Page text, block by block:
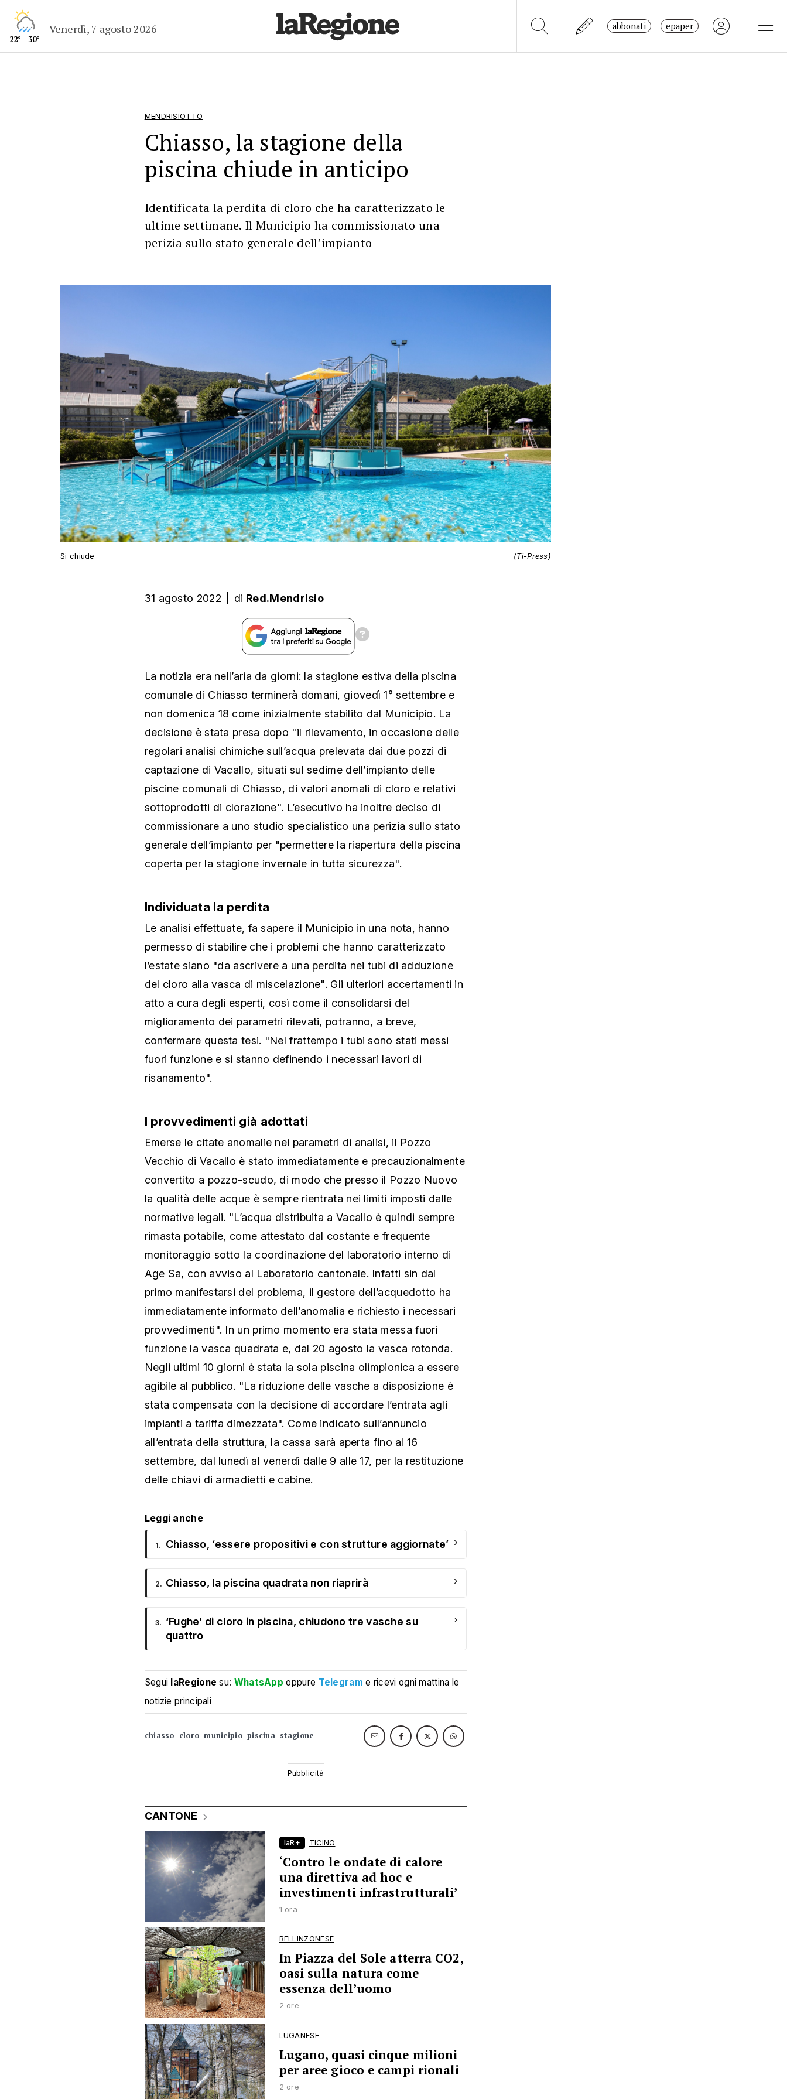
22° - 30°
Venerdì, 7 agosto 2026 abbonati epaper
MENDRISIOTTO
Chiasso, la stagione della
piscina chiude in anticipo
Identificata la perdita di cloro che ha caratterizzato le
ultime settimane. Il Municipio ha commissionato una
perizia sullo stato generale dell’impianto
Si chiude (Ti-Press)
31 agosto 2022 di Red.Mendrisio
La notizia era nell’aria da giorni: la stagione estiva della piscina
comunale di Chiasso terminerà domani, giovedì 1° settembre e
non domenica 18 come inizialmente stabilito dal Municipio. La
decisione è stata presa dopo "il rilevamento, in occasione delle
regolari analisi chimiche sull’acqua prelevata dai due pozzi di
captazione di Vacallo, situati sul sedime dell’impianto delle
piscine comunali di Chiasso, di valori anomali di cloro e relativi
sottoprodotti di clorazione". L’esecutivo ha inoltre deciso di
commissionare a uno studio specialistico una perizia sullo stato
generale dell’impianto per "permettere la riapertura della piscina
coperta per la stagione invernale in tutta sicurezza".
Individuata la perdita
Le analisi effettuate, fa sapere il Municipio in una nota, hanno
permesso di stabilire che i problemi che hanno caratterizzato
l’estate siano "da ascrivere a una perdita nei tubi di adduzione
del cloro alla vasca di miscelazione". Gli ulteriori accertamenti in
atto a cura degli esperti, così come il consolidarsi del
miglioramento dei parametri rilevati, potranno, a breve,
confermare questa tesi. "Nel frattempo i tubi sono stati messi
fuori funzione e si stanno definendo i necessari lavori di
risanamento".
I provvedimenti già adottati
Emerse le citate anomalie nei parametri di analisi, il Pozzo
Vecchio di Vacallo è stato immediatamente e precauzionalmente
convertito a pozzo-scudo, di modo che presso il Pozzo Nuovo
la qualità delle acque è sempre rientrata nei limiti imposti dalle
normative legali. "L’acqua distribuita a Vacallo è quindi sempre
rimasta potabile, come attestato dal costante e frequente
monitoraggio sotto la coordinazione del laboratorio interno di
Age Sa, con avviso al Laboratorio cantonale. Infatti sin dal
primo manifestarsi del problema, il gestore dell’acquedotto ha
immediatamente informato dell’anomalia e richiesto i necessari
provvedimenti". In un primo momento era stata messa fuori
funzione lavasca quadrata e, dal 20 agosto la vasca rotonda.
Negli ultimi 10 giorni è stata la sola piscina olimpionica a essere
agibile al pubblico. "La riduzione delle vasche a disposizione è
stata compensata con la decisione di accordare l’entrata agli
impianti a tariffa dimezzata". Come indicato sull’annuncio
all’entrata della struttura, la cassa sarà aperta fino al 16
settembre, dal lunedì al venerdì dalle 9 alle 17, per la restituzione
delle chiavi di armadietti e cabine.
Leggi anche
1. Chiasso, ‘essere propositivi e con strutture aggiornate’ ›
2. Chiasso, la piscina quadrata non riaprirà ›
3. ‘Fughe’ di cloro in piscina, chiudono tre vasche su
quattro
›
Segui laRegione su: WhatsApp oppure Telegram e ricevi ogni mattina le
notizie principali
chiasso cloro municipio piscina stagione
CANTONE
laR+ TICINO
‘Contro le ondate di calore
una direttiva ad hoc e
investimenti infrastrutturali’
1 ora
BELLINZONESE
In Piazza del Sole atterra CO2,
oasi sulla natura come
essenza dell’uomo
2 ore
LUGANESE
Lugano, quasi cinque milioni
per aree gioco e campi rionali
2 ore